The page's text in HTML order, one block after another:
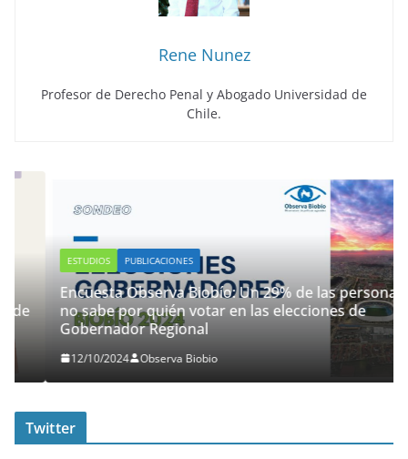
Rene Nunez
Profesor de Derecho Penal y Abogado Universidad de
Chile.
ESTUDIOS PUBLICACIONES
Encuesta Observa Biobío: Un 29% de las personas
no sabe por quién votar en las elecciones de
Gobernador Regional
12/10/2024 Observa Biobio
Twitter